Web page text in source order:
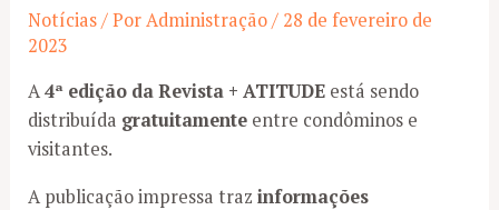
Notícias/ PorAdministração/ 28 de fevereiro de
2023
A4ª edição da Revista + ATITUDE está sendo
distribuída gratuitamente entre condôminos e
visitantes.
A publicação impressa trazinformações